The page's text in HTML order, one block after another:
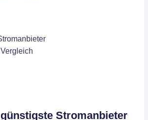
Stromanbieter